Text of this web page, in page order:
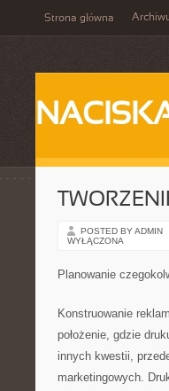
Strona główna
POSTED BY ADMIN
WYŁĄCZONA
Planowanie
Konstruowanie
położenie, gdzie
innych kwestii,
marketingowych.